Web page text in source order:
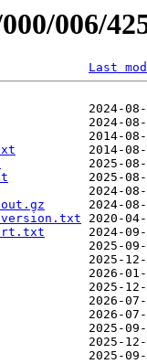
006/
Last
2024-
2024-
2014-
2014-
2025-
2025-
2024-
2024-
2020-
2024-
2025-
2025-
2026-
2025-
2026-
2026-
2025-
2025-